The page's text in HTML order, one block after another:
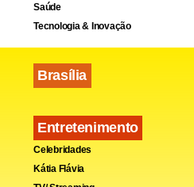
Saúde
Tecnologia & Inovação
Brasília
Entretenimento
Celebridades
Kátia Flávia